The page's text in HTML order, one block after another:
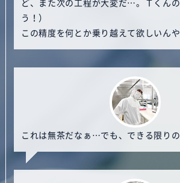
う！）
この精度を何とか乗り越えて欲しいん
これは無茶だなぁ…でも、できる限り